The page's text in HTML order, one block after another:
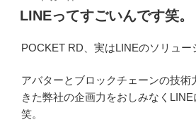
稿
日:
LINEってすごいんです笑。
POCKET RD、実はLINEのソリュー
アバターとブロックチェーンの技術
きた弊社の企画力をおしみなく
笑。